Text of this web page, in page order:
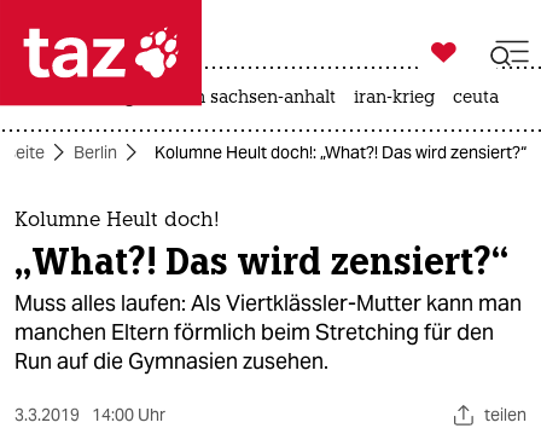
 taz zahl ich
taz zahl ich
themen
politik
öko
gesellschaft

taz zahl ich
landtagswahl in sachsen-anhalt iran-krieg ceuta
Berlin Kolumne Heult doch!: „What?! Das wird zensiert?“
Kolumne Heult doch!
„What?! Das wird zensiert?“
Muss alles laufen: Als Viertklässler-Mutter kann man
manchen Eltern förmlich beim Stretching für den
Run auf die Gymnasien zusehen.
3.3.2019 14:00 Uhr teilen